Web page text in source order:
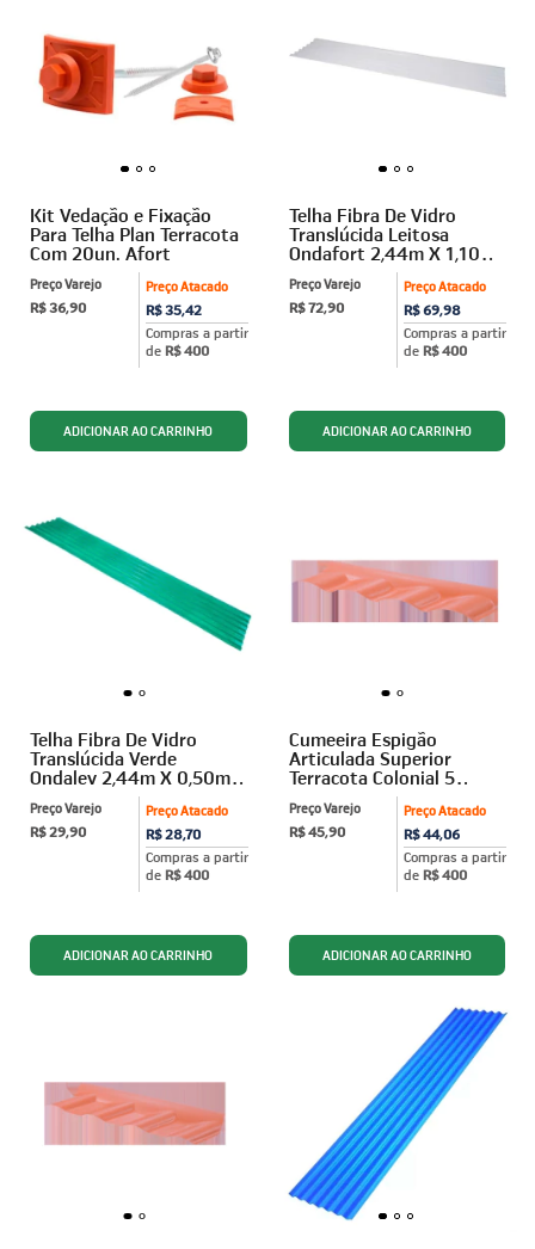
Kit Vedação e Fixação
Para Telha Plan Terracota
Com 20un. Afort
Preço Atacado
R$ 35,42
Compras a partir
de R$ 400
Preço Varejo
R$ 36,90
Telha Fibra De Vidro
Translúcida Leitosa
Ondafort 2,44m X 1,10m
Afort
Preço Atacado
R$ 69,98
Compras a partir
de R$ 400
Preço Varejo
R$ 72,90
Telha Fibra De Vidro
Translúcida Verde
Ondalev 2,44m X 0,50m
Preço Atacado
R$ 28,70
Compras a partir
de R$ 400
Preço Varejo
R$ 29,90
Cumeeira Espigão
Articulada Superior
Terracota Colonial 5
Preço Atacado
R$ 44,06
Compras a partir
de R$ 400
Preço Varejo
R$ 45,90